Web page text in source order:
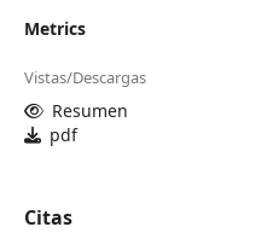
Metrics
Vistas/Descargas
Resumen
pdf
Citas